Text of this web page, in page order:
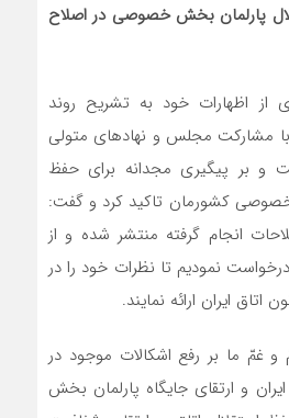
پارلمان بخش خصوصی در اصلاح
اظهارات خود به تشریح روند
با مشارکت مجلس و نهادهای متولی
و بر پیگیری مجدانه برای حفظ
کشورمان تاکید کرد و گفت:
انجام گرفته منتشر شده و از
نمودیم تا نظرات خود را در
ایران ارائه نمایند.
غمّ ما بر رفع اشکالات موجود در
و ارتقای جایگاه پارلمان بخش